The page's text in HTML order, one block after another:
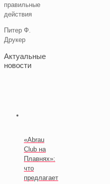
правильные
действия
Питер Ф.
Друкер
Актуальные
новости
«Abrau
Club на
Плавнях»:
что
предлагает